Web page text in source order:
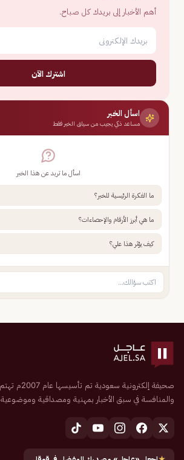
أهم الأخبار إلى بريدك كل صباح.
اشترك الآن
اسأل الخبر
مساعد ذكي يجيب من سياق الخبر فقط
اسأل ما تريد عن هذا الخبر
ما الفكرة الرئيسية للخبر؟
ما هي أبرز الأرقام والإحصاءات؟
كيف يؤثر هذا علي؟
صحيفة
والمنافسة في سبق الأخبار بمهنية ومصداقية وموضوعية